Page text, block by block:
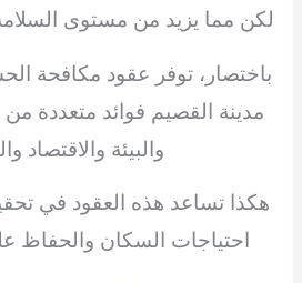
لكن مما يزيد من مستوى
باختصار، توفر عقود مكافحة
مدينة القصيم فوائد متعددة
والبيئة والاقتصاد
هكذا تساعد هذه العقود في
احتياجات السكان والحفاظ